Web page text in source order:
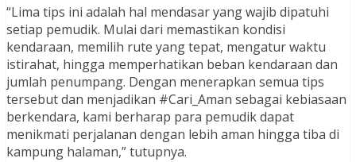
“Lima tips ini adalah hal mendasar yang wajib dipatuhi
setiap pemudik. Mulai dari memastikan kondisi
kendaraan, memilih rute yang tepat, mengatur waktu
istirahat, hingga memperhatikan beban kendaraan dan
jumlah penumpang. Dengan menerapkan semua tips
tersebut dan menjadikan #Cari_Aman sebagai kebiasaan
berkendara, kami berharap para pemudik dapat
menikmati perjalanan dengan lebih aman hingga tiba di
kampung halaman,” tutupnya.